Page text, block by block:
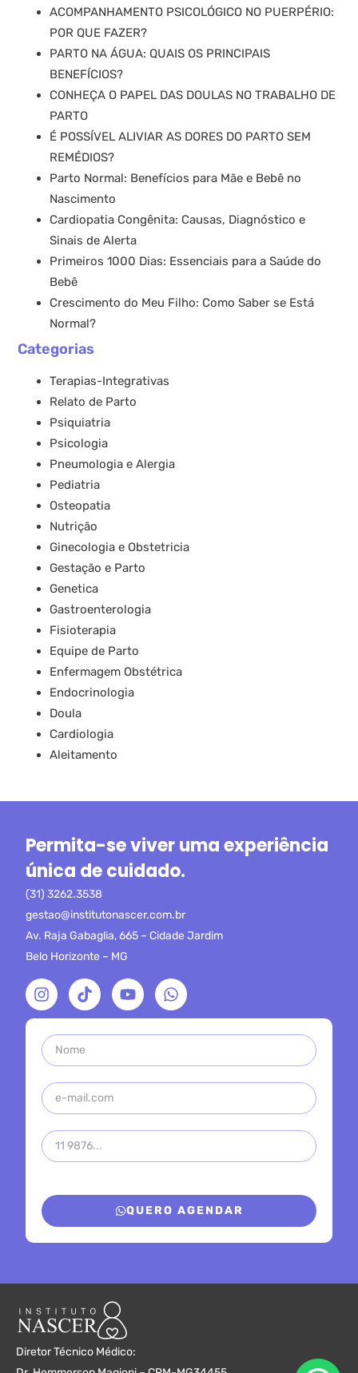
ACOMPANHAMENTO PSICOLÓGICO NO PUERPÉRIO:
POR QUE FAZER?
PARTO NA ÁGUA: QUAIS OS PRINCIPAIS
BENEFÍCIOS?
CONHEÇA O PAPEL DAS DOULAS NO TRABALHO DE
PARTO
É POSSÍVEL ALIVIAR AS DORES DO PARTO SEM
REMÉDIOS?
Parto Normal: Benefícios para Mãe e Bebê no
Nascimento
Cardiopatia Congênita: Causas, Diagnóstico e
Sinais de Alerta
Primeiros 1000 Dias: Essenciais para a Saúde do
Bebê
Crescimento do Meu Filho: Como Saber se Está
Normal?
Categorias
Terapias-Integrativas
Relato de Parto
Psiquiatria
Psicologia
Pneumologia e Alergia
Pediatria
Osteopatia
Nutrição
Ginecologia e Obstetricia
Gestação e Parto
Genetica
Gastroenterologia
Fisioterapia
Equipe de Parto
Enfermagem Obstétrica
Endocrinologia
Doula
Cardiologia
Aleitamento
Permita-se viver uma experiência
única de cuidado.
(31) 3262.3538
gestao@institutonascer.com.br
Av. Raja Gabaglia, 665 – Cidade Jardim
Belo Horizonte – MG
QUERO AGENDAR
Diretor Técnico Médico: